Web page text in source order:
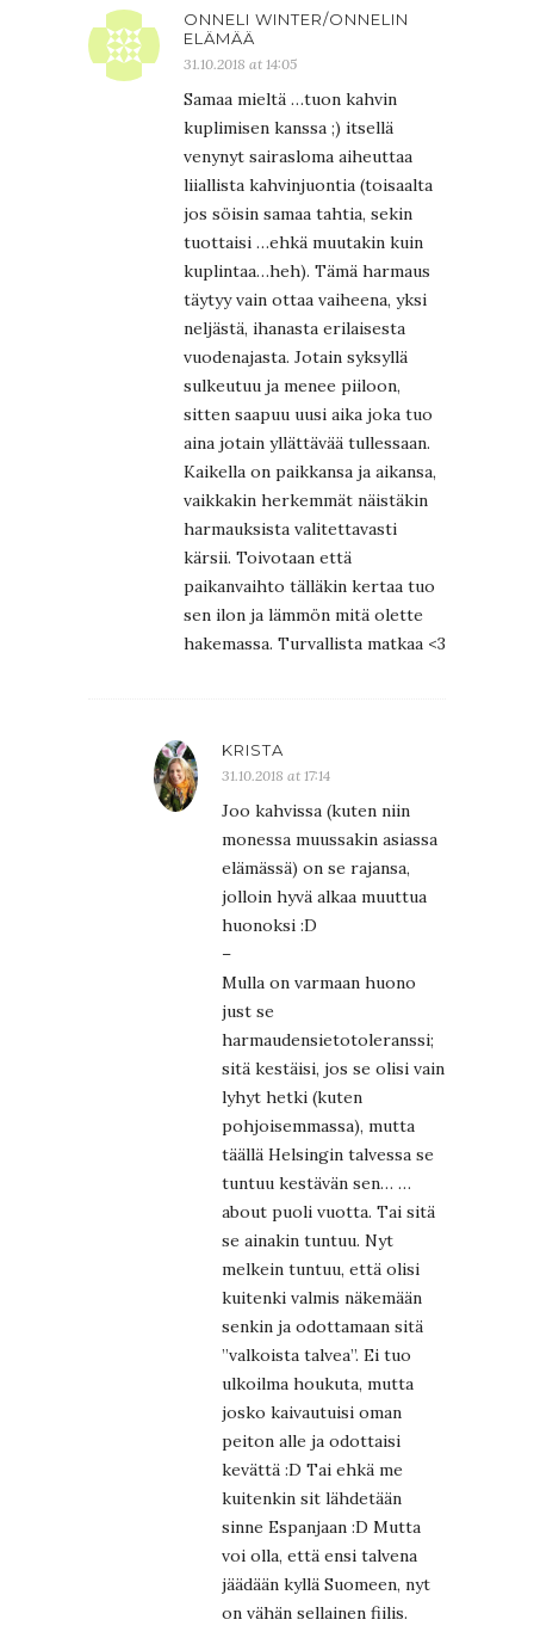
ONNELI WINTER/ONNELIN
ELÄMÄÄ
31.10.2018 at 14:05
Samaa mieltä …tuon kahvin
kuplimisen kanssa ;) itsellä
venynyt sairasloma aiheuttaa
liiallista kahvinjuontia (toisaalta
jos söisin samaa tahtia, sekin
tuottaisi …ehkä muutakin kuin
kuplintaa…heh). Tämä harmaus
täytyy vain ottaa vaiheena, yksi
neljästä, ihanasta erilaisesta
vuodenajasta. Jotain syksyllä
sulkeutuu ja menee piiloon,
sitten saapuu uusi aika joka tuo
aina jotain yllättävää tullessaan.
Kaikella on paikkansa ja aikansa,
vaikkakin herkemmät näistäkin
harmauksista valitettavasti
kärsii. Toivotaan että
paikanvaihto tälläkin kertaa tuo
sen ilon ja lämmön mitä olette
hakemassa. Turvallista matkaa <3
KRISTA
31.10.2018 at 17:14
Joo kahvissa (kuten niin
monessa muussakin asiassa
elämässä) on se rajansa,
jolloin hyvä alkaa muuttua
huonoksi :D
–
Mulla on varmaan huono
just se
harmaudensietotoleranssi;
sitä kestäisi, jos se olisi vain
lyhyt hetki (kuten
pohjoisemmassa), mutta
täällä Helsingin talvessa se
tuntuu kestävän sen… …
about puoli vuotta. Tai sitä
se ainakin tuntuu. Nyt
melkein tuntuu, että olisi
kuitenki valmis näkemään
senkin ja odottamaan sitä
”valkoista talvea”. Ei tuo
ulkoilma houkuta, mutta
josko kaivautuisi oman
peiton alle ja odottaisi
kevättä :D Tai ehkä me
kuitenkin sit lähdetään
sinne Espanjaan :D Mutta
voi olla, että ensi talvena
jäädään kyllä Suomeen, nyt
on vähän sellainen fiilis.